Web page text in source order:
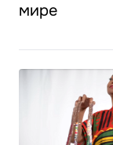
мире